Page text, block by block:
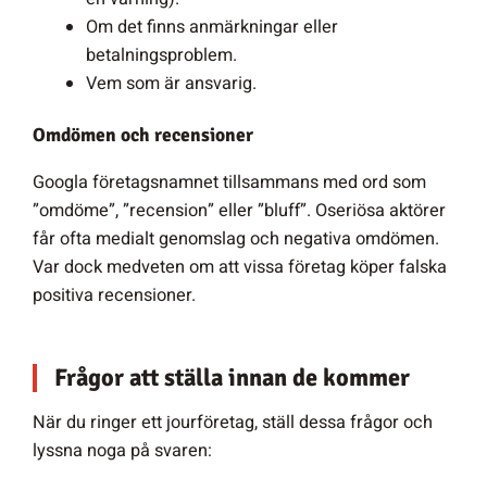
Om det finns anmärkningar eller
betalningsproblem.
Vem som är ansvarig.
Omdömen och recensioner
Googla företagsnamnet tillsammans med ord som
”omdöme”, ”recension” eller ”bluff”. Oseriösa aktörer
får ofta medialt genomslag och negativa omdömen.
Var dock medveten om att vissa företag köper falska
positiva recensioner.
Frågor att ställa innan de kommer
När du ringer ett jourföretag, ställ dessa frågor och
lyssna noga på svaren: